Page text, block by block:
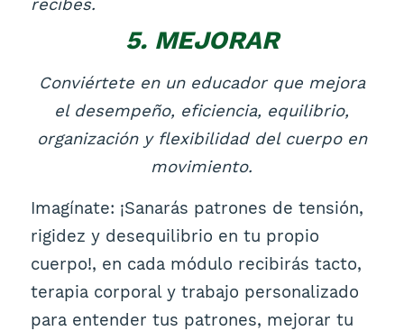
recibes.
5. MEJORAR
Conviértete en un educador que mejora
el desempeño, eficiencia, equilibrio,
organización y flexibilidad del cuerpo en
movimiento.
Imagínate: ¡Sanarás patrones de tensión,
rigidez y desequilibrio en tu propio
cuerpo!, en cada módulo recibirás tacto,
terapia corporal y trabajo personalizado
para entender tus patrones, mejorar tu